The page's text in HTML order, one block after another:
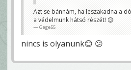
Azt se bánnám, ha leszakadna a
a védelmünk hátsó részét! 😊
Gege55
nincs is olyanunk😊 😕